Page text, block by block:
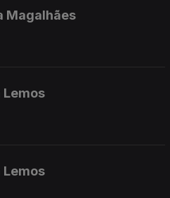
Magalhães
Lemos
Lemos